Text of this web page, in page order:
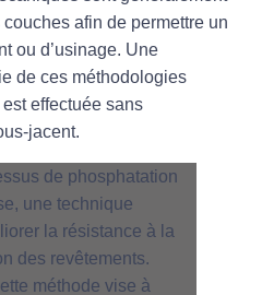
afin de permettre un
ou d’usinage. Une
de ces méthodologies
effectuée sans
jacent.